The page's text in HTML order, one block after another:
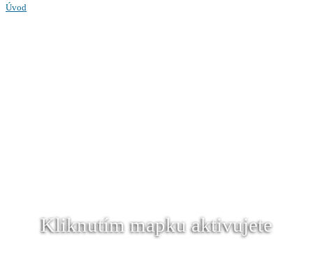
Úvod
Kliknutím mapku aktivujete